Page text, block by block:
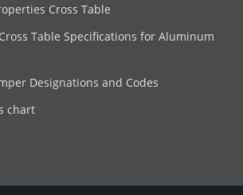
Cross Table
Table Specifications for Aluminum
Designations and Codes
chart